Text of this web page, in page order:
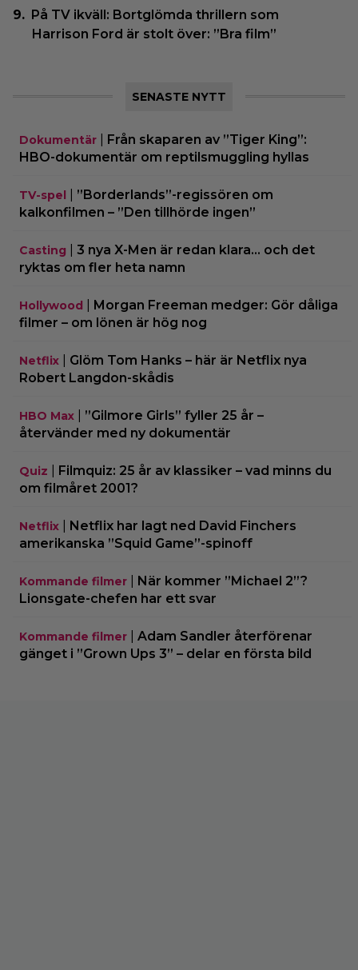
På TV ikväll: Bortglömda thrillern som
Harrison Ford är stolt över: ”Bra film”
SENASTE NYTT
Dokumentär
Från skaparen av ”Tiger King”:
HBO-dokumentär om reptilsmuggling hyllas
TV-spel
”Borderlands”-regissören om
kalkonfilmen – ”Den tillhörde ingen”
Casting
3 nya X-Men är redan klara… och det
ryktas om fler heta namn
Hollywood
Morgan Freeman medger: Gör dåliga
filmer – om lönen är hög nog
Netflix
Glöm Tom Hanks – här är Netflix nya
Robert Langdon-skådis
HBO Max
”Gilmore Girls” fyller 25 år –
återvänder med ny dokumentär
Quiz
Filmquiz: 25 år av klassiker – vad minns du
om filmåret 2001?
Netflix
Netflix har lagt ned David Finchers
amerikanska ”Squid Game”-spinoff
Kommande filmer
När kommer ”Michael 2”?
Lionsgate-chefen har ett svar
Kommande filmer
Adam Sandler återförenar
gänget i ”Grown Ups 3” – delar en första bild